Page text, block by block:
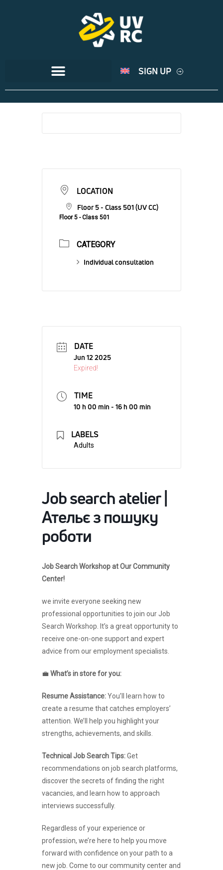
SIGN UP
LOCATION
Floor 5 - Class 501 (UV CC)
Floor 5 - Class 501
CATEGORY
Individual consultation
DATE
Jun 12 2025
Expired!
TIME
10 h 00 min - 16 h 00 min
LABELS
Adults
Job search atelier |
Ательє з пошуку
роботи
Job Search Workshop at Our Community
Center!
we invite everyone seeking new
professional opportunities to join our Job
Search Workshop. It’s a great opportunity to
receive one-on-one support and expert
advice from our employment specialists.
💼 What’s in store for you:
Resume Assistance:You’ll learn how to
create a resume that catches employers’
attention. We’ll help you highlight your
strengths, achievements, and skills.
Technical Job Search Tips:Get
recommendations on job search platforms,
discover the secrets of finding the right
vacancies, and learn how to approach
interviews successfully.
Regardless of your experience or
profession, we’re here to help you move
forward with confidence on your path to a
new job. Come to our community center and